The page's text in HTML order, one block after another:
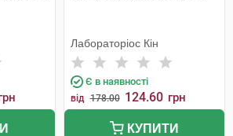
Лабораторіос Кін
Є в наявності
від 178.00 124.60 грн
КУПИТИ